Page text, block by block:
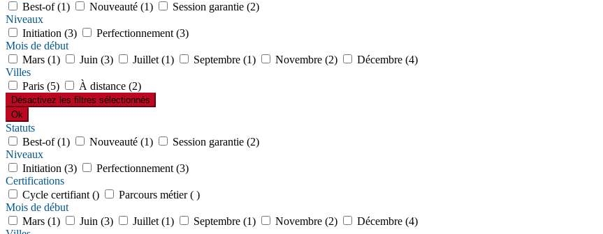
Best-of (1)
Nouveauté (1)
Session garantie (2)
Niveaux
Initiation (3)
Perfectionnement (3)
Mois de début
Mars (1)
Juin (3) Juillet (1) Septembre (1) Novembre (2)
Décembre (4)
Villes
Paris (5)
À distance (2)
Désactivez les filtres sélectionnés
Ok
Statuts
Best-of (1)
Nouveauté (1)
Session garantie (2)
Niveaux
Initiation (3)
Perfectionnement (3)
Certifications
Cycle certifiant ()
Parcours métier ( )
Mois de début
Mars (1)
Juin (3) Juillet (1) Septembre (1) Novembre (2)
Décembre (4)